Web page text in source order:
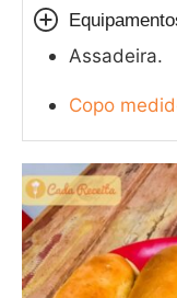
Assadeira.
Copo